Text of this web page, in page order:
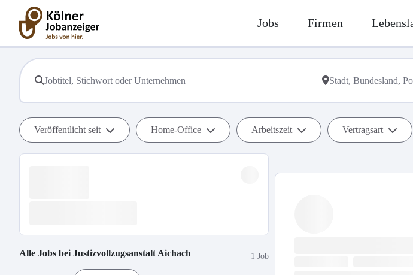
Jobs Firmen
Veröffentlicht seit Home-Office Arbeitszeit Vertragsart
Alle Jobs bei Justizvollzugsanstalt Aichach 1 Job